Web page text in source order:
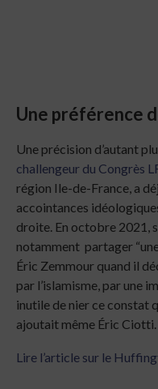
Une préférence
Une précision d’autant
challengeur du Congrès
région Ile-de-France, a
accointances
droite. En octobre 2021,
notamment partager
Éric Zemmour quand il
par l’islamisme, par une
inutile de nier ce constat
ajoutait même Éric Ciotti.
Lire l’article sur le